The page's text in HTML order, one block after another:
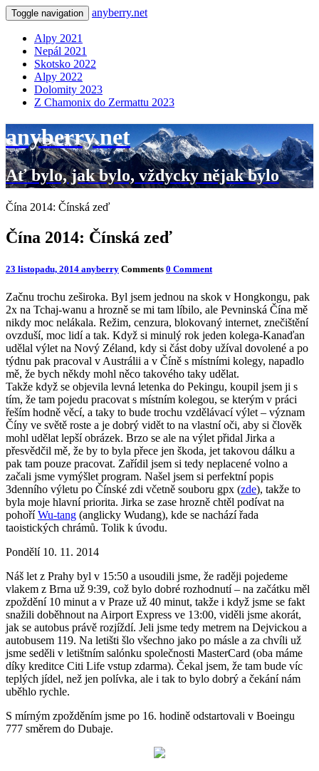
Toggle navigation anyberry.net
Alpy 2021
Nepál 2021
Skotsko 2022
Alpy 2022
Dolomity 2023
Z Chamonix do Zermattu 2023
anyberry.net
Ať bylo, jak bylo, vždycky nějak bylo
Čína 2014: Čínská zeď
Čína 2014: Čínská zeď
23 listopadu, 2014 anyberry Comments 0 Comment
Začnu trochu zeširoka. Byl jsem jednou na skok v Hongkongu, pak
2x na Tchaj-wanu a hrozně se mi tam líbilo, ale Pevninská Čína mě
nikdy moc nelákala. Režim, cenzura, blokovaný internet, znečištění
ovzduší, moc lidí a tak. Když si minulý rok jeden kolega-Kanaďan
udělal výlet na Nový Zéland, kdy si část doby užíval dovolené a po
týdnu pak pracoval v Austrálii a v Číně s místními kolegy, napadlo
mě, že bych někdy mohl něco takového taky udělat.
Takže když se objevila levná letenka do Pekingu, koupil jsem ji s
tím, že tam pojedu pracovat s místním kolegou, se kterým v práci
řeším hodně věcí, a taky to bude trochu vzdělávací výlet – význam
Číny ve světě roste a je dobrý vidět to na vlastní oči, aby si člověk
mohl udělat lepší obrázek. Brzo se ale na výlet přidal Jirka a
přesvědčil mě, že by to byla přece jen škoda, jet takovou dálku a
pak tam pouze pracovat. Zařídil jsem si tedy neplacené volno a
začali jsme vymýšlet program. Našel jsem si perfektní popis
3denního výletu po Čínské zdi včetně souboru gpx (zde), takže to
byla moje hlavní priorita. Jirka se zase hrozně chtěl podívat na
pohoříWu-tang (anglicky Wudang), kde se nachází řada
taoistických chrámů. Tolik k úvodu.
Pondělí 10. 11. 2014
Náš let z Prahy byl v 15:50 a usoudili jsme, že raději pojedeme
vlakem z Brna už 9:39, což bylo dobré rozhodnutí – na začátku měl
zpoždění 10 minut a v Praze už 40 minut, takže i když jsme se fakt
snažili doběhnout na Airport Express ve 13:00, viděli jsme akorát,
jak se autobus právě rozjíždí. Jeli jsme tedy metrem na Dejvickou a
autobusem 119. Na letišti šlo všechno jako po másle a za chvíli už
jsme seděli v letištním salónku společnosti MasterCard (oba máme
díky kreditce Citi Life vstup zdarma). Čekal jsem, že tam bude víc
teplých jídel, než jen polívka, ale i tak to bylo dobrý a čekání nám
uběhlo rychle.
S mírným zpožděním jsme po 16. hodině odstartovali v Boeingu
777 směrem do Dubaje.